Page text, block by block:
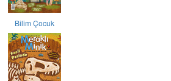
Bilim Çocuk